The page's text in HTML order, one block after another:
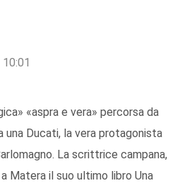
10:01
«aspra e vera» percorsa da
una Ducati, la vera protagonista
La scrittrice campana,
a Matera il suo ultimo libro Una